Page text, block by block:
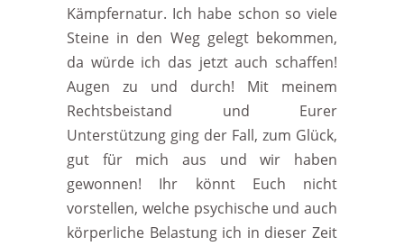
Kämpfernatur. Ich habe schon so viele
Steine in den Weg gelegt bekommen,
da würde ich das jetzt auch schaffen!
Augen zu und durch! Mit meinem
Rechtsbeistand und Eurer
Unterstützung ging der Fall, zum Glück,
gut für mich aus und wir haben
gewonnen! Ihr könnt Euch nicht
vorstellen, welche psychische und auch
körperliche Belastung ich in dieser Zeit